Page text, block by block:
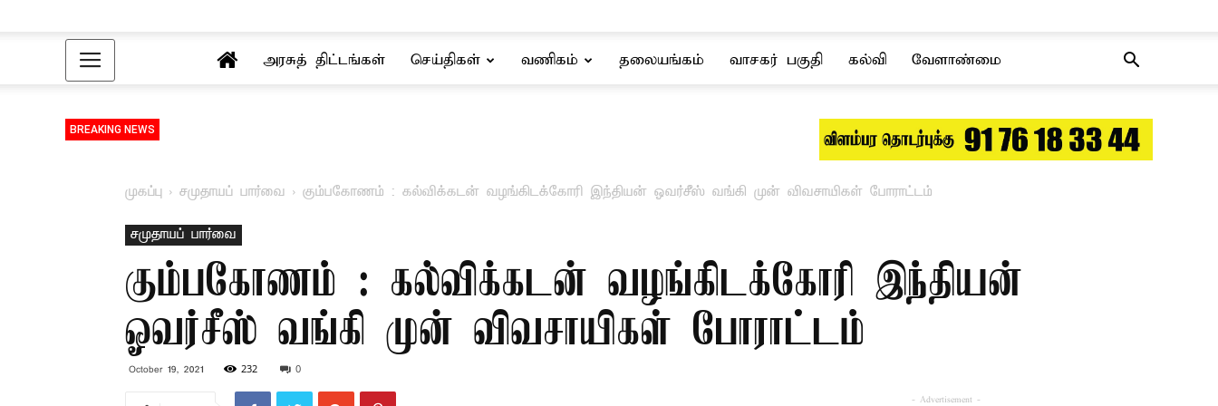
அரசுத் திட்டங்கள் செய்திகள் வணிகம் தலையங்கம் வாசகர் பகுதி கல்வி வேளாண்மை
BREAKING NEWS
முகப்பு சமுதாயப் பார்வை கும்பகோணம் : கல்விக்கடன் வழங்கிடக்கோரி இந்தியன் ஓவர்சீஸ் வங்கி முன் விவசாயிகள் போராட்டம்
சமுதாயப் பார்வை
கும்பகோணம் : கல்விக்கடன் வழங்கிடக்கோரி இந்தியன்
ஓவர்சீஸ் வங்கி முன் விவசாயிகள் போராட்டம்
October 19, 2021 232 0
- Advertisement -